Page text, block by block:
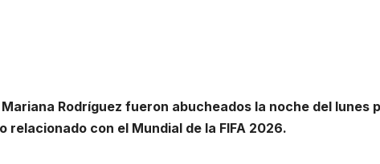
Rodríguez fueron abucheados la noche del lunes
con el Mundial de la FIFA 2026.